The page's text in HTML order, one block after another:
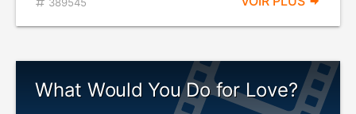
What Would You Do for Love?